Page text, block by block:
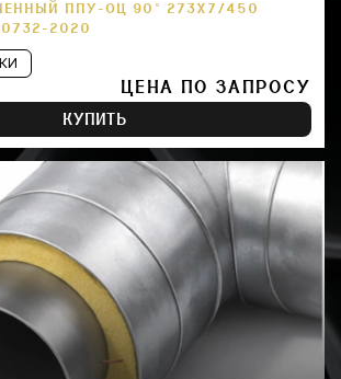
ППУ-ОЦ 90° 273Х7/450
2020
ЦЕНА ПО ЗАПРОСУ
КУПИТЬ